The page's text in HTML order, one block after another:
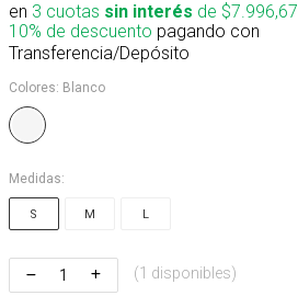
en 3 cuotas sin interés de $7.996,67
10% de descuento pagando con
Transferencia/Depósito
Colores: Blanco
Medidas:
S M L
(1 disponibles)